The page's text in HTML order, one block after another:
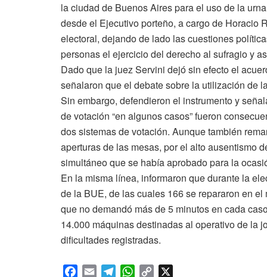
la ciudad de Buenos Aires para el uso de la
desde el Ejecutivo porteño, a cargo de Horacio
electoral, dejando de lado las cuestiones
personas el ejercicio del derecho al sufragio y
Dado que la juez Servini dejó sin efecto el
señalaron que el debate sobre la utilización de
Sin embargo, defendieron el instrumento y
de votación “en algunos casos” fueron
dos sistemas de votación. Aunque también
aperturas de las mesas, por el alto ausentismo
simultáneo que se había aprobado para la
En la misma línea, informaron que durante la
de la BUE, de las cuales 166 se repararon en
que no demandó más de 5 minutos en cada
14.000 máquinas destinadas al operativo de la
dificultades registradas.
W